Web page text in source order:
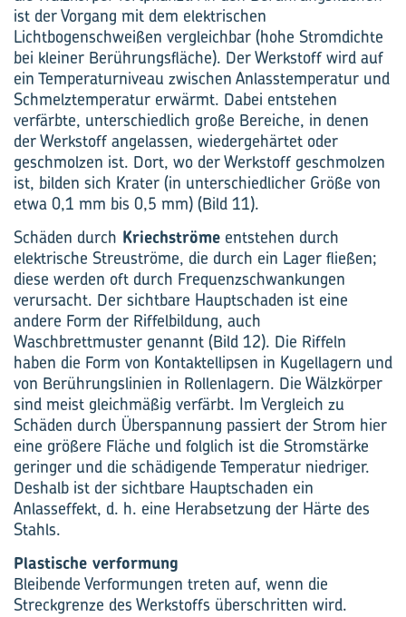
ist der Vorgang mit dem elektrischen
Lichtbogenschweißen vergleichbar (hohe Stromdichte
bei kleiner Berührungsfläche). Der Werkstoff wird auf
ein Temperaturniveau zwischen Anlasstemperatur und
Schmelztemperatur erwärmt. Dabei entstehen
verfärbte, unterschiedlich große Bereiche, in denen
der Werkstoff angelassen, wieder­gehärtet oder
geschmolzen ist. Dort, wo der Werkstoff geschmolzen
ist, bilden sich Krater (in unterschiedlicher Größe von
etwa 0,1 mm bis 0,5 mm) (Bild 11).
Schäden durch Kriechströme entstehen durch
elektrische Streuströme, die durch ein Lager fließen;
diese werden oft durch Frequenzschwankungen
verursacht. Der sichtbare Hauptschaden ist eine
andere Form der Riffelbildung, auch
Waschbrettmuster genannt (Bild 12). Die Riffeln
haben die Form von Kontaktellipsen in Kugellagern und
von Berührungslinien in Rollenlagern. Die Wälzkörper
sind meist gleichmäßig verfärbt. Im Vergleich zu
Schäden durch Überspannung passiert der Strom hier
eine größere Fläche und folglich ist die Stromstärke
geringer und die schädigende Temperatur niedriger.
Deshalb ist der sichtbare Hauptschaden ein
Anlasseffekt, d. h. eine Herabsetzung der Härte des
Stahls.
Plastische verformung
Bleibende Verformungen treten auf, wenn die
Streckgrenze des Werkstoffs überschritten wird.